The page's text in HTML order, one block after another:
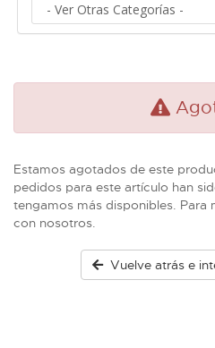
Estamos agotados de este
pedidos para este artículo han
tengamos más disponibles.
con nosotros.
Vuelve atrás e